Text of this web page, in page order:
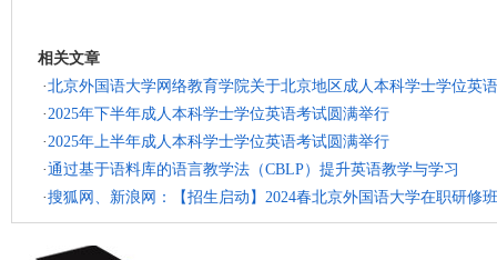
相关文章
·北京外国语大学网络教育学院关于北京地区成人本科学士学位英
·2025年下半年成人本科学士学位英语考试圆满举行
·2025年上半年成人本科学士学位英语考试圆满举行
·通过基于语料库的语言教学法（CBLP）提升英语教学与学习
·搜狐网、新浪网：【招生启动】2024春北京外国语大学在职研修班